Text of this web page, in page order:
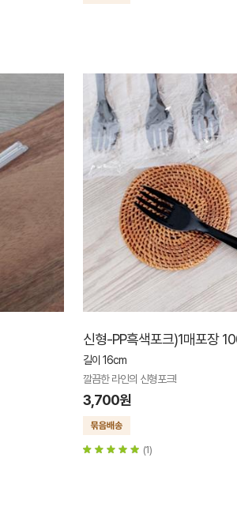
신형-PP흑색포크)1매포장
길이 16cm
깔끔한 라인의 신형포크!
3,700원
(1)